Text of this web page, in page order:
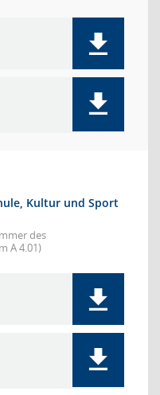
Kultur und Sport
des
A 4.01)